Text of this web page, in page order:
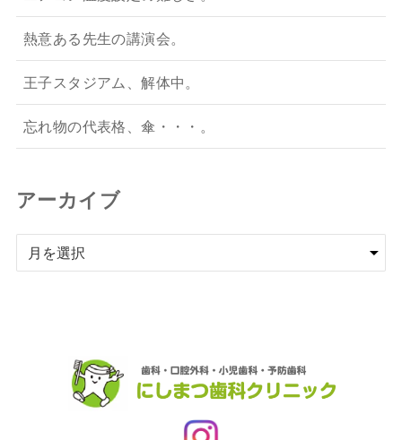
熱意ある先生の講演会。
王子スタジアム、解体中。
忘れ物の代表格、傘・・・。
アーカイブ
ー